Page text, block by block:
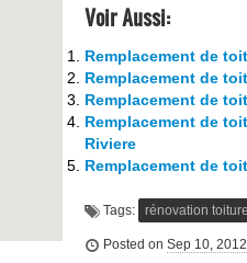
Voir Aussi:
Remplacement de
Remplacement de
Remplacement de
Remplacement de
Riviere
Remplacement de
Tags: rénovation toiture
Posted on Sep 10, 2012